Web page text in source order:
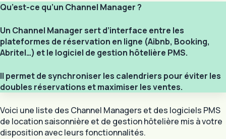
Qu’est-ce qu’un Channel Manager ?
Un Channel Manager sert d’interface entre les
plateformes de réservation en ligne (Aibnb, Booking,
Abritel…) et le logiciel de gestion hôtelière PMS.
Il permet de synchroniser les calendriers pour éviter les
doubles réservations et maximiser les ventes.
Voici une liste des Channel Managers et des logiciels PMS
de location saisonnière et de gestion hôtelière mis à votre
disposition avec leurs fonctionnalités.